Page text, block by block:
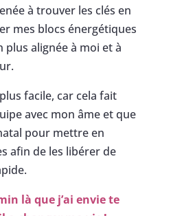
à trouver les clés en
mes blocs énergétiques
plus alignée à moi et à
facile, car cela fait
avec mon âme et que
pour mettre en
afin de les libérer de
là que j’ai envie te